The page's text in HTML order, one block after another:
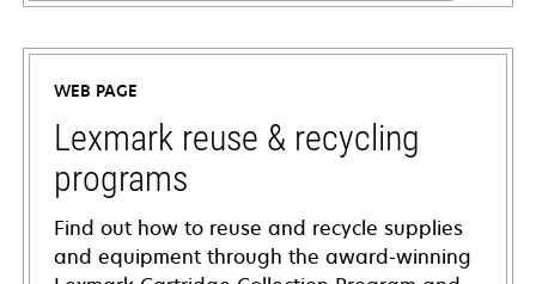
opens
in
new
tab
WEB PAGE
Lexmark reuse & recycling
programs
Find out how to reuse and recycle supplies
and equipment through the award-winning